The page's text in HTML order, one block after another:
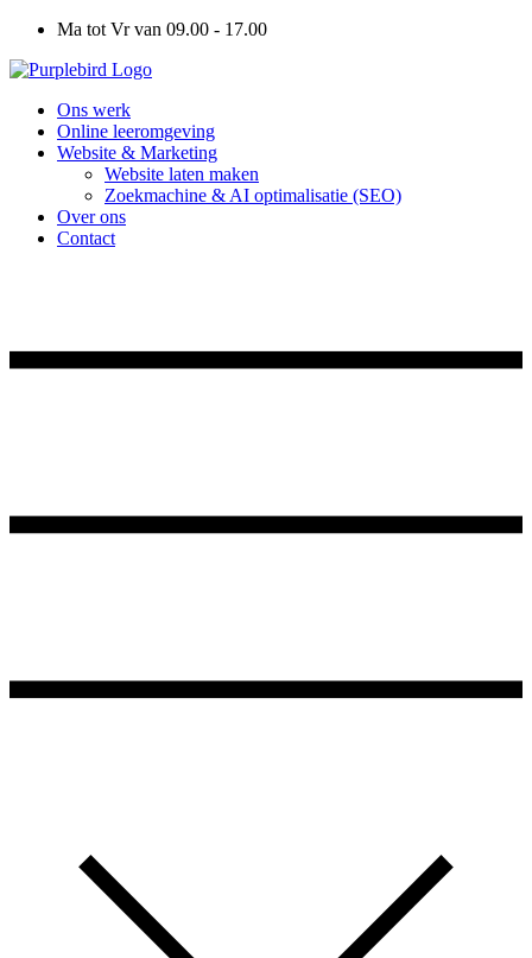
de
Ma tot Vr van 09.00 - 17.00
Ons werk
Online leeromgeving
Website & Marketing
Website laten maken
Zoekmachine & AI optimalisatie (SEO)
Over ons
Contact